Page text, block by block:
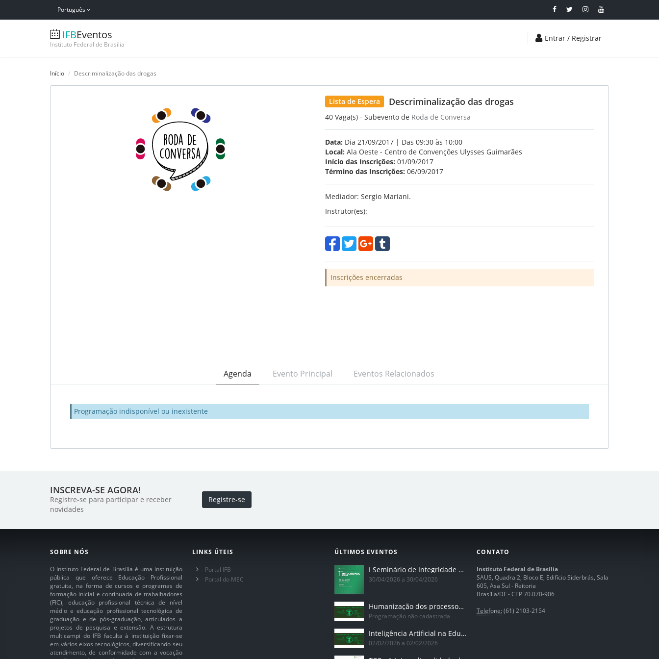
Português
IFBEventos
Instituto Federal de Brasília
Entrar / Registrar
Início Descriminalização das drogas
Lista de Espera Descriminalização das drogas
40 Vaga(s) - Subevento de Roda de Conversa
Data: Dia 21/09/2017 | Das 09:30 às 10:00
Local: Ala Oeste - Centro de Convenções Ulysses Guimarães
Início das Inscrições: 01/09/2017
Término das Inscrições: 06/09/2017
Mediador: Sergio Mariani.
Instrutor(es):
Inscrições encerradas
Agenda Evento Principal Eventos Relacionados
Programação indisponível ou inexistente
INSCREVA-SE AGORA!
Registre-se para participar e receber
novidades
Registre-se
SOBRE NÓS
O Instituto Federal de Brasília é uma instituição
pública que oferece Educação Profissional
gratuita, na forma de cursos e programas de
formação inicial e continuada de trabalhadores
(FIC), educação profissional técnica de nível
médio e educação profissional tecnológica de
graduação e de pós-graduação, articulados a
projetos de pesquisa e extensão. A estrutura
multicampi do IFB faculta à instituição fixar-se
em vários eixos tecnológicos, diversificando seu
atendimento, de conformidade com a vocação
LINKS ÚTEIS
Portal IFB
Portal do MEC
ÚLTIMOS EVENTOS
I Seminário de Integridade do IFB
30/04/2026 a 30/04/2026
Humanização dos processos de trabalhos em tempos de IA
Programação não cadastrada
Inteligência Artificial na Educação Profissional e Tecnológica: potencialidades, desafios e desenvolvimento docente
02/02/2026 a 02/02/2026
CONTATO
Instituto Federal de Brasília
SAUS, Quadra 2, Bloco E, Edifício Siderbrás, Sala
605, Asa Sul - Reitoria
Brasília/DF - CEP 70.070-906
Telefone: (61) 2103-2154